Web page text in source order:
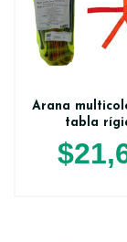
Arana
tabla
$